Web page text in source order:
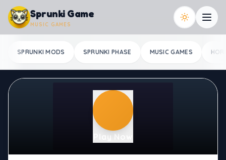
Skip to content
Sprunki Game
MUSIC GAMES
SPRUNKI MODS SPRUNKI PHASE MUSIC GAMES
Play Now